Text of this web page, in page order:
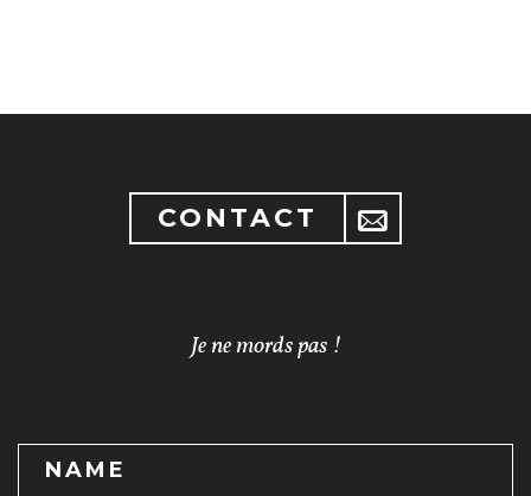
CONTACT
Je ne mords pas !
NAME